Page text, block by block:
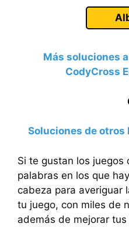
Más soluciones
CodyCross
Soluciones de otros
Si te gustan los juegos
palabras en los que
cabeza para averiguar
tu juego, con miles de
además de mejorar